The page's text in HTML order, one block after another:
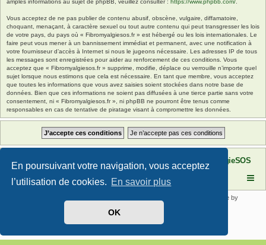
En poursuivant votre navigation, vous acceptez
l’utilisation de cookies. En savoir plus
OK
amples informations au sujet de phpBB, veuillez consulter : https://www.phpbb.com/
Vous acceptez de ne pas publier de contenu abusif, obscène, vulgaire, diffamatoire,
choquant, menaçant, à caractère sexuel ou tout autre contenu qui peut transgresser les lois
de votre pays, du pays où « Fibromyalgiesos.fr » est hébergé ou les lois internationales. Le
faire peut vous mener à un bannissement immédiat et permanent, avec une notification à
votre fournisseur d’accès à Internet si nous le jugeons nécessaire. Les adresses IP de tous
les messages sont enregistrées pour aider au renforcement de ces conditions. Vous
acceptez que « Fibromyalgiesos.fr » supprime, modifie, déplace ou verrouille n’importe quel
sujet lorsque nous estimons que cela est nécessaire. En tant que membre, vous acceptez
que toutes les informations que vous avez saisies soient stockées dans notre base de
données. Bien que ces informations ne soient pas diffusées à une tierce partie sans votre
consentement, ni « Fibromyalgiesos.fr », ni phpBB ne pourront être tenus comme
responsables en cas de tentative de piratage visant à compromettre les données.
Site FibromyalgieSOS Forum de l'association FibromyalgieSOS
® Forum Software © phpBB Limited | SE Square by
Traduit par